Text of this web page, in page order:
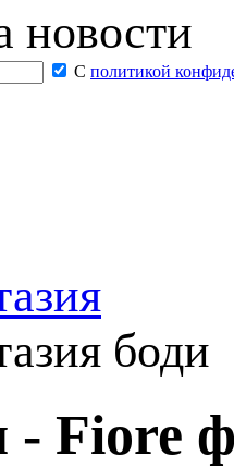
новости
С политикой
боди
Fiore